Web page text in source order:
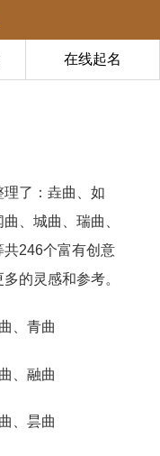
在线起名
了：垚曲、如
、城曲、瑞曲、
246个富有创意
的灵感和参考。
、青曲
、融曲
、昙曲